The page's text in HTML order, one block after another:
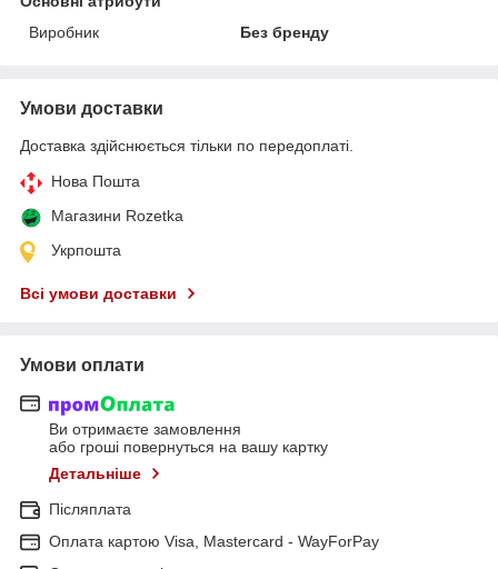
Виробник
Без бренду
Умови доставки
Доставка здійснюється тільки по передоплаті.
Нова Пошта
Магазини Rozetka
Укрпошта
Всі умови доставки
Умови оплати
Ви отримаєте замовлення
або гроші повернуться на вашу картку
Детальніше
Післяплата
Оплата картою Visa, Mastercard - WayForPay